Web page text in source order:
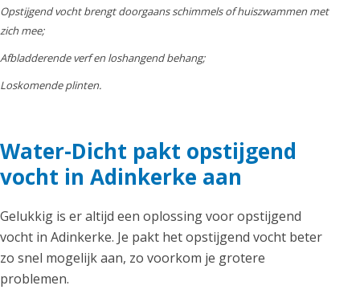
Opstijgend vocht brengt doorgaans schimmels of huiszwammen met
zich mee;
Afbladderende verf en loshangend behang;
Loskomende plinten.
Water-Dicht pakt opstijgend
vocht in Adinkerke aan
Gelukkig is er altijd een oplossing voor opstijgend
vocht in Adinkerke. Je pakt het opstijgend vocht beter
zo snel mogelijk aan, zo voorkom je grotere
problemen.